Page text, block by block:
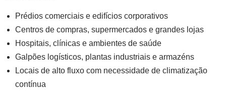
Prédios comerciais e edifícios corporativos
Centros de compras, supermercados e grandes lojas
Hospitais, clínicas e ambientes de saúde
Galpões logísticos, plantas industriais e armazéns
Locais de alto fluxo com necessidade de climatização
contínua